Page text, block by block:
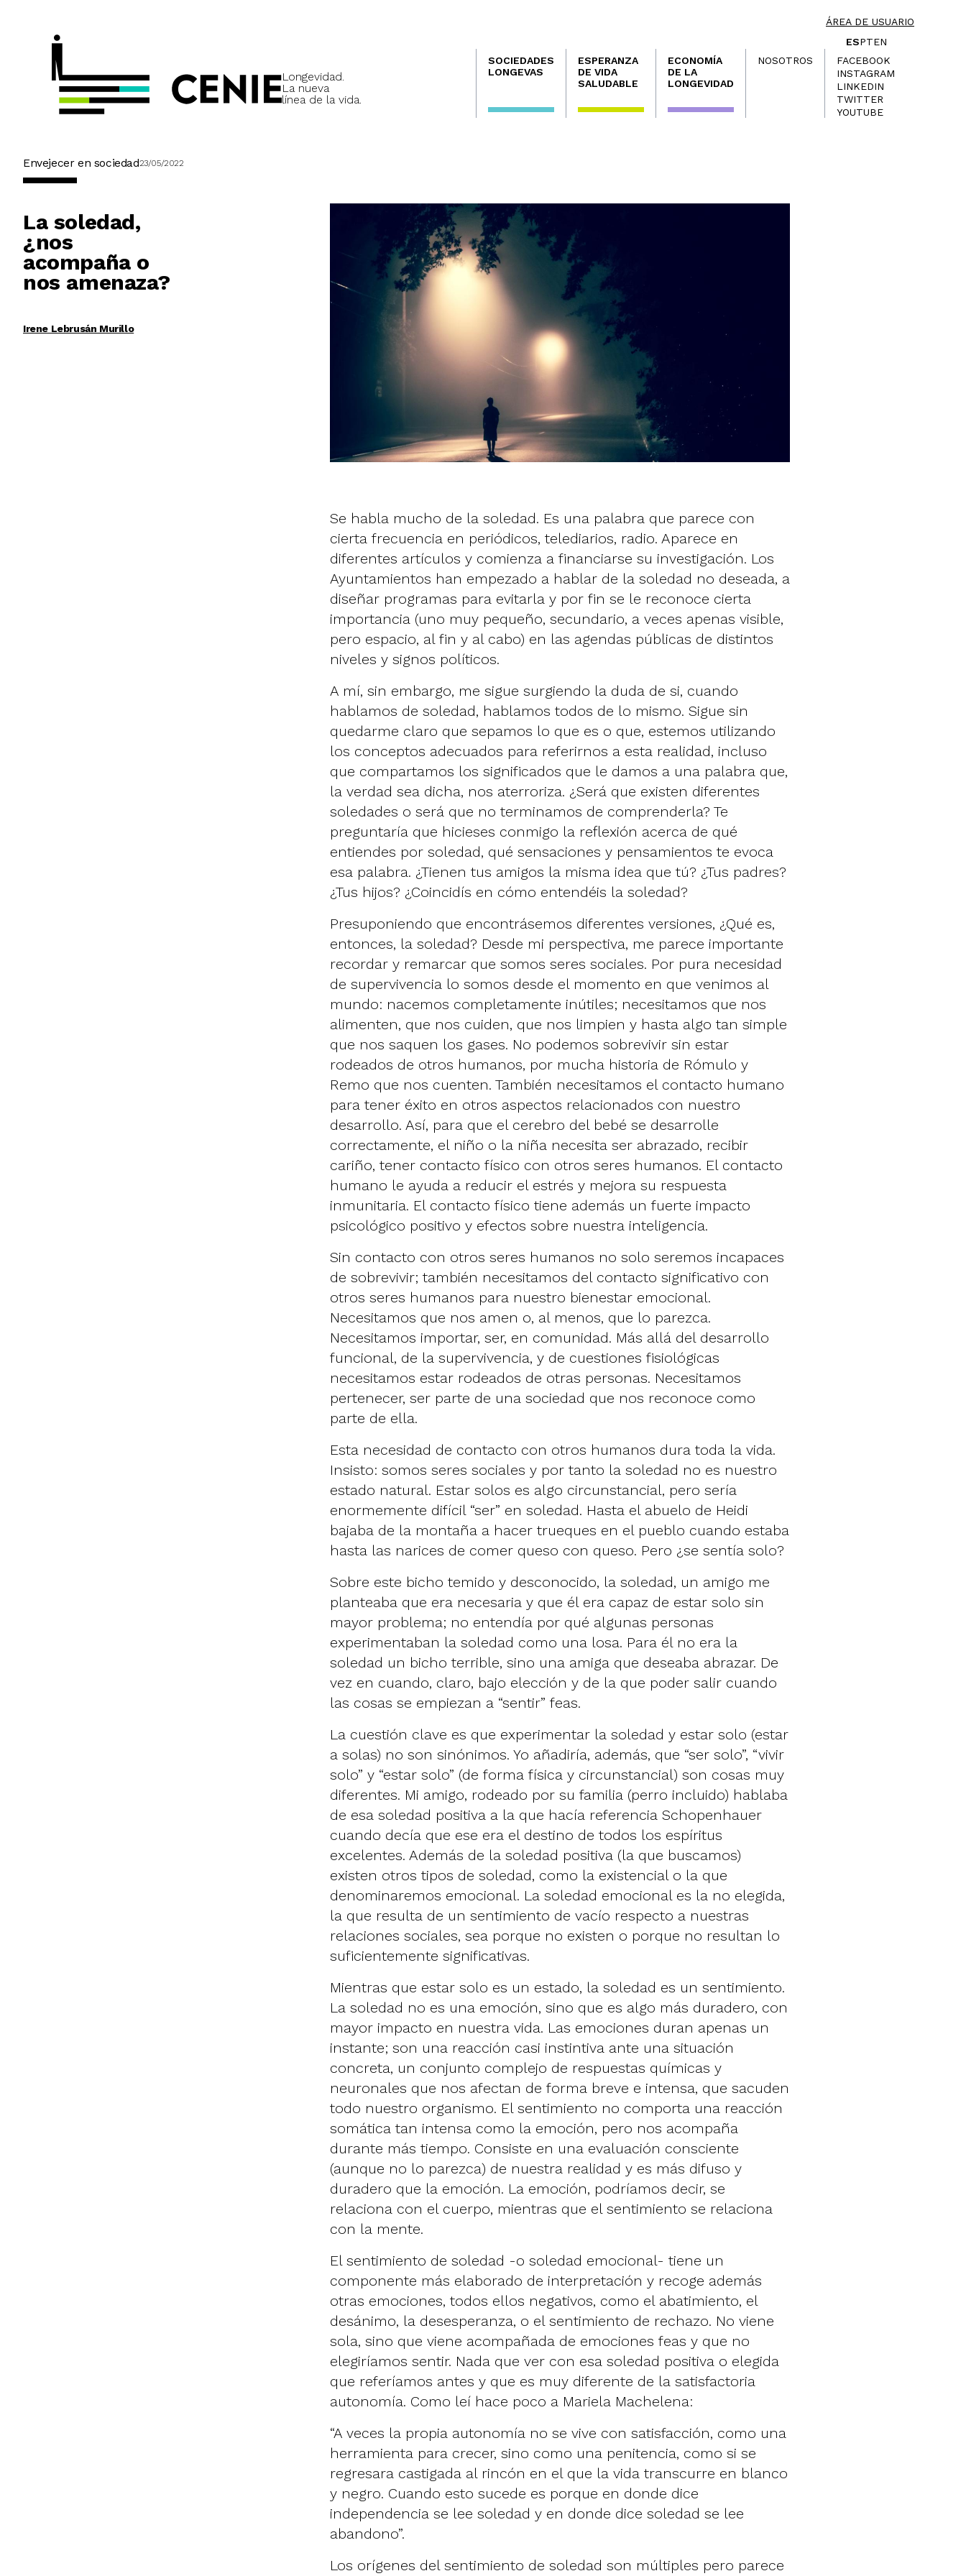
ÁREA DE USUARIO
Longevidad.
La nueva
línea de la vida.
ESPTEN
Navegación
principal
SOCIEDADES
LONGEVAS
ESPERANZA
DE VIDA
SALUDABLE
ECONOMÍA
DE LA
LONGEVIDAD
NOSOTROS
FACEBOOK
INSTAGRAM
LINKEDIN
TWITTER
YOUTUBE
Envejecer en sociedad23/05/2022
La soledad,
¿nos
acompaña o
nos amenaza?
Irene Lebrusán Murillo
Se habla mucho de la soledad. Es una palabra que parece con
cierta frecuencia en periódicos, telediarios, radio. Aparece en
diferentes artículos y comienza a financiarse su investigación. Los
Ayuntamientos han empezado a hablar de la soledad no deseada, a
diseñar programas para evitarla y por fin se le reconoce cierta
importancia (uno muy pequeño, secundario, a veces apenas visible,
pero espacio, al fin y al cabo) en las agendas públicas de distintos
niveles y signos políticos.
A mí, sin embargo, me sigue surgiendo la duda de si, cuando
hablamos de soledad, hablamos todos de lo mismo. Sigue sin
quedarme claro que sepamos lo que es o que, estemos utilizando
los conceptos adecuados para referirnos a esta realidad, incluso
que compartamos los significados que le damos a una palabra que,
la verdad sea dicha, nos aterroriza. ¿Será que existen diferentes
soledades o será que no terminamos de comprenderla? Te
preguntaría que hicieses conmigo la reflexión acerca de qué
entiendes por soledad, qué sensaciones y pensamientos te evoca
esa palabra. ¿Tienen tus amigos la misma idea que tú? ¿Tus padres?
¿Tus hijos? ¿Coincidís en cómo entendéis la soledad?
Presuponiendo que encontrásemos diferentes versiones, ¿Qué es,
entonces, la soledad? Desde mi perspectiva, me parece importante
recordar y remarcar que somos seres sociales. Por pura necesidad
de supervivencia lo somos desde el momento en que venimos al
mundo: nacemos completamente inútiles; necesitamos que nos
alimenten, que nos cuiden, que nos limpien y hasta algo tan simple
que nos saquen los gases. No podemos sobrevivir sin estar
rodeados de otros humanos, por mucha historia de Rómulo y
Remo que nos cuenten. También necesitamos el contacto humano
para tener éxito en otros aspectos relacionados con nuestro
desarrollo. Así, para que el cerebro del bebé se desarrolle
correctamente, el niño o la niña necesita ser abrazado, recibir
cariño, tener contacto físico con otros seres humanos. El contacto
humano le ayuda a reducir el estrés y mejora su respuesta
inmunitaria. El contacto físico tiene además un fuerte impacto
psicológico positivo y efectos sobre nuestra inteligencia.
Sin contacto con otros seres humanos no solo seremos incapaces
de sobrevivir; también necesitamos del contacto significativo con
otros seres humanos para nuestro bienestar emocional.
Necesitamos que nos amen o, al menos, que lo parezca.
Necesitamos importar, ser, en comunidad. Más allá del desarrollo
funcional, de la supervivencia, y de cuestiones fisiológicas
necesitamos estar rodeados de otras personas. Necesitamos
pertenecer, ser parte de una sociedad que nos reconoce como
parte de ella.
Esta necesidad de contacto con otros humanos dura toda la vida.
Insisto: somos seres sociales y por tanto la soledad no es nuestro
estado natural. Estar solos es algo circunstancial, pero sería
enormemente difícil “ser” en soledad. Hasta el abuelo de Heidi
bajaba de la montaña a hacer trueques en el pueblo cuando estaba
hasta las narices de comer queso con queso. Pero ¿se sentía solo?
Sobre este bicho temido y desconocido, la soledad, un amigo me
planteaba que era necesaria y que él era capaz de estar solo sin
mayor problema; no entendía por qué algunas personas
experimentaban la soledad como una losa. Para él no era la
soledad un bicho terrible, sino una amiga que deseaba abrazar. De
vez en cuando, claro, bajo elección y de la que poder salir cuando
las cosas se empiezan a “sentir” feas.
La cuestión clave es que experimentar la soledad y estar solo (estar
a solas) no son sinónimos. Yo añadiría, además, que “ser solo”, “vivir
solo” y “estar solo” (de forma física y circunstancial) son cosas muy
diferentes. Mi amigo, rodeado por su familia (perro incluido) hablaba
de esa soledad positiva a la que hacía referencia Schopenhauer
cuando decía que ese era el destino de todos los espíritus
excelentes. Además de la soledad positiva (la que buscamos)
existen otros tipos de soledad, como la existencial o la que
denominaremos emocional. La soledad emocional es la no elegida,
la que resulta de un sentimiento de vacío respecto a nuestras
relaciones sociales, sea porque no existen o porque no resultan lo
suficientemente significativas.
Mientras que estar solo es un estado, la soledad es un sentimiento.
La soledad no es una emoción, sino que es algo más duradero, con
mayor impacto en nuestra vida. Las emociones duran apenas un
instante; son una reacción casi instintiva ante una situación
concreta, un conjunto complejo de respuestas químicas y
neuronales que nos afectan de forma breve e intensa, que sacuden
todo nuestro organismo. El sentimiento no comporta una reacción
somática tan intensa como la emoción, pero nos acompaña
durante más tiempo. Consiste en una evaluación consciente
(aunque no lo parezca) de nuestra realidad y es más difuso y
duradero que la emoción. La emoción, podríamos decir, se
relaciona con el cuerpo, mientras que el sentimiento se relaciona
con la mente.
El sentimiento de soledad -o soledad emocional- tiene un
componente más elaborado de interpretación y recoge además
otras emociones, todos ellos negativos, como el abatimiento, el
desánimo, la desesperanza, o el sentimiento de rechazo. No viene
sola, sino que viene acompañada de emociones feas y que no
elegiríamos sentir. Nada que ver con esa soledad positiva o elegida
que referíamos antes y que es muy diferente de la satisfactoria
autonomía. Como leí hace poco a Mariela Machelena:
“A veces la propia autonomía no se vive con satisfacción, como una
herramienta para crecer, sino como una penitencia, como si se
regresara castigada al rincón en el que la vida transcurre en blanco
y negro. Cuando esto sucede es porque en donde dice
independencia se lee soledad y en donde dice soledad se lee
abandono”.
Los orígenes del sentimiento de soledad son múltiples pero parece